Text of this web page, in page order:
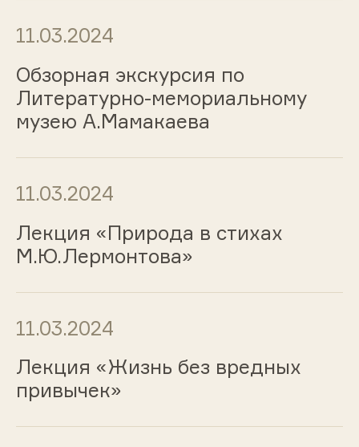
11.03.2024
Обзорная экскурсия по
Литературно-мемориальному
музею А.Мамакаева
11.03.2024
Лекция «Природа в стихах
М.Ю.Лермонтова»
11.03.2024
Лекция «Жизнь без вредных
привычек»